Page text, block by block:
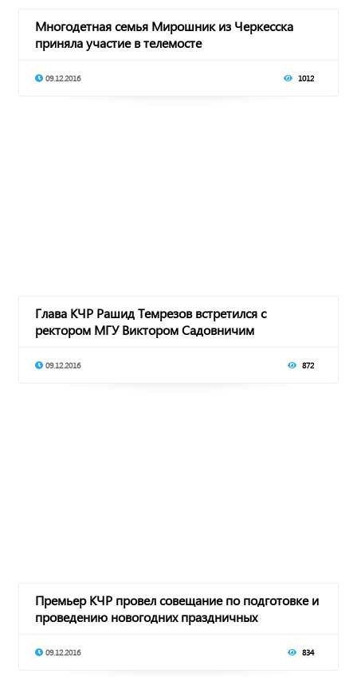
Многодетная семья Мирошник из Черкесска
приняла участие в телемосте
09.12.2016 1012
Глава КЧР Рашид Темрезов встретился с
ректором МГУ Виктором Садовничим
09.12.2016 872
Премьер КЧР провел совещание по подготовке и
проведению новогодних праздничных
09.12.2016 834